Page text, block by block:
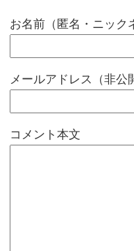
お名前（匿名・ニッ
メールアドレス（非
コメント本文